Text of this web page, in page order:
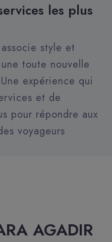
les plus
style et
toute nouvelle
expérience qui
et de
pour répondre aux
voyageurs
AGADIR